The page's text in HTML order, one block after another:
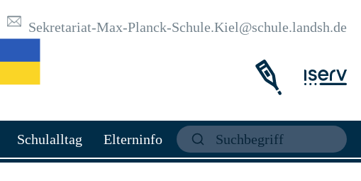
Sekretariat-Max-Planck-Schule.Kiel@schule.landsh.de
Schulalltag Elterninfo